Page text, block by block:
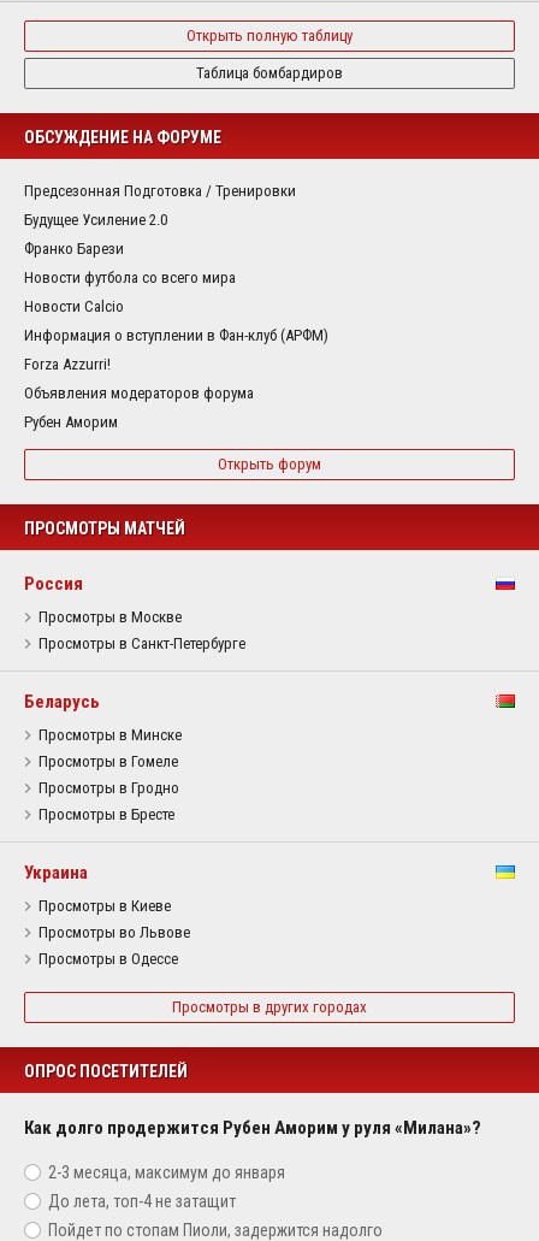
Открыть полную таблицу
Таблица бомбардиров
ОБСУЖДЕНИЕ НА ФОРУМЕ
Предсезонная Подготовка / Тренировки
Будущее Усиление 2.0
Франко Барези
Новости футбола со всего мира
Новости Calcio
Информация о вступлении в Фан-клуб (АРФМ)
Forza Azzurri!
Объявления модераторов форума
Рубен Аморим
Открыть форум
ПРОСМОТРЫ МАТЧЕЙ
Россия
Просмотры в Москве
Просмотры в Санкт-Петербурге
Беларусь
Просмотры в Минске
Просмотры в Гомеле
Просмотры в Гродно
Просмотры в Бресте
Украина
Просмотры в Киеве
Просмотры во Львове
Просмотры в Одессе
Просмотры в других городах
ОПРОС ПОСЕТИТЕЛЕЙ
Как долго продержится Рубен Аморим у руля «Милана»?
2-3 месяца, максимум до января
До лета, топ-4 не затащит
Пойдет по стопам Пиоли, задержится надолго